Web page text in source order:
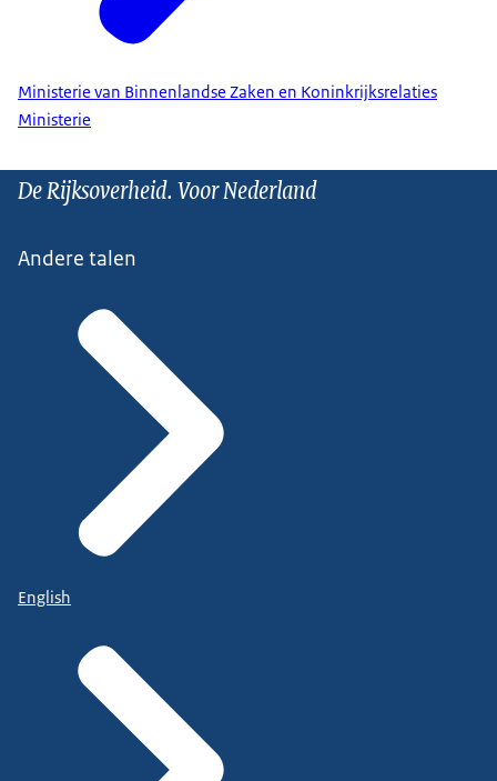
Ministerie van Binnenlandse Zaken en Koninkrijksrelaties
Ministerie
De Rijksoverheid. Voor Nederland
Andere talen
English